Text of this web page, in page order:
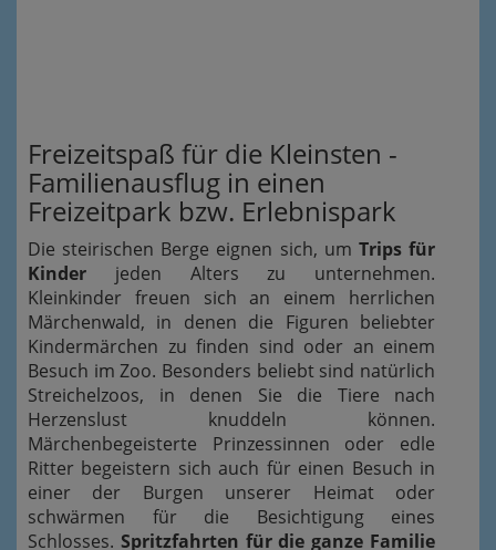
Freizeitspaß für die Kleinsten -
Familienausflug in einen
Freizeitpark bzw. Erlebnispark
Die steirischen Berge eignen sich, um Trips für
Kinder jeden Alters zu unternehmen.
Kleinkinder freuen sich an einem herrlichen
Märchenwald, in denen die Figuren beliebter
Kindermärchen zu finden sind oder an einem
Besuch im Zoo. Besonders beliebt sind natürlich
Streichelzoos, in denen Sie die Tiere nach
Herzenslust knuddeln können.
Märchenbegeisterte Prinzessinnen oder edle
Ritter begeistern sich auch für einen Besuch in
einer der Burgen unserer Heimat oder
schwärmen für die Besichtigung eines
Schlosses. Spritzfahrten für die ganze Familie